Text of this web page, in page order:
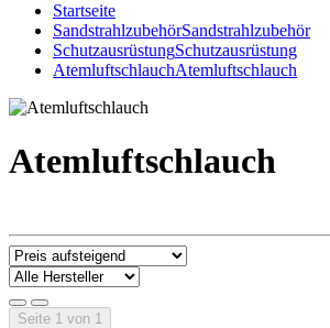
Startseite
SandstrahlzubehörSandstrahlzubehör
SchutzausrüstungSchutzausrüstung
AtemluftschlauchAtemluftschlauch
Atemluftschlauch
Seite 1 von 1